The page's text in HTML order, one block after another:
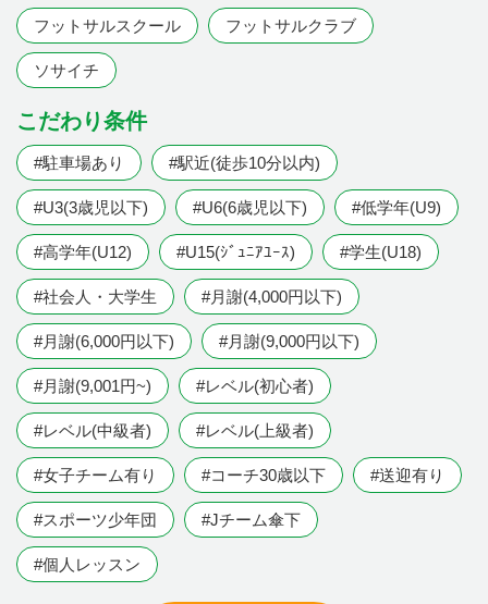
フットサルスクール フットサルクラブ
ソサイチ
こだわり条件
#駐車場あり #駅近(徒歩10分以内)
#U3(3歳児以下) #U6(6歳児以下) #低学年(U9)
#高学年(U12) #U15(ｼﾞｭﾆｱﾕｰｽ) #学生(U18)
#社会人・大学生 #月謝(4,000円以下)
#月謝(6,000円以下) #月謝(9,000円以下)
#月謝(9,001円~) #レベル(初心者)
#レベル(中級者) #レベル(上級者)
#女子チーム有り #コーチ30歳以下 #送迎有り
#スポーツ少年団 #Jチーム傘下
#個人レッスン